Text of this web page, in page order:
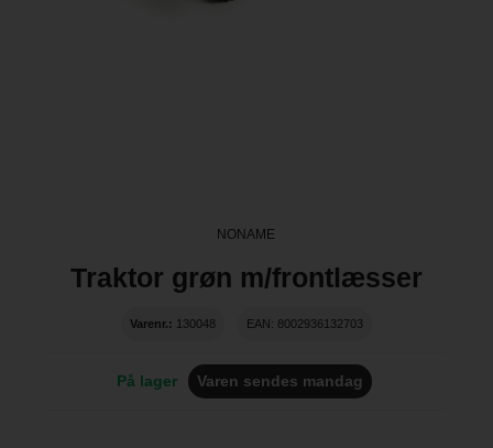
NONAME
Traktor grøn m/frontlæsser
Varenr.: 130048 EAN: 8002936132703
På lager Varen sendes mandag